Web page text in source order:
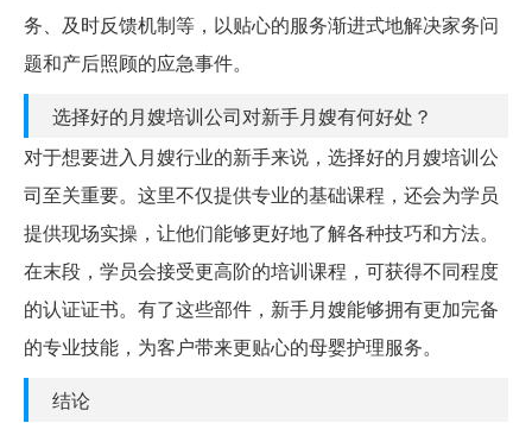
务、及时反馈机制等，以贴心的服务渐进式地解决家务问
题和产后照顾的应急事件。
选择好的月嫂培训公司对新手月嫂有何好处？
对于想要进入月嫂行业的新手来说，选择好的月嫂培训公
司至关重要。这里不仅提供专业的基础课程，还会为学员
提供现场实操，让他们能够更好地了解各种技巧和方法。
在末段，学员会接受更高阶的培训课程，可获得不同程度
的认证证书。有了这些部件，新手月嫂能够拥有更加完备
的专业技能，为客户带来更贴心的母婴护理服务。
结论